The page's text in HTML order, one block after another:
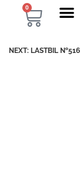
0
NEXT: LASTBIL №516